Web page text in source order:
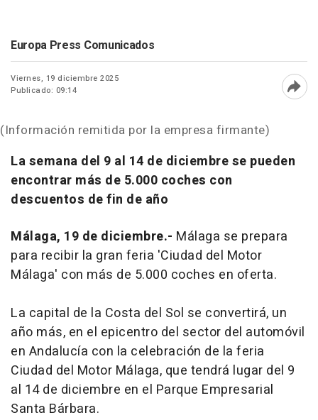
Europa Press Comunicados
Viernes, 19 diciembre 2025
Publicado: 09:14
(Información remitida por la empresa firmante)
La semana del 9 al 14 de diciembre se pueden
encontrar más de 5.000 coches con
descuentos de fin de año
Málaga, 19 de diciembre.- Málaga se prepara
para recibir la gran feria 'Ciudad del Motor
Málaga' con más de 5.000 coches en oferta.
La capital de la Costa del Sol se convertirá, un
año más, en el epicentro del sector del automóvil
en Andalucía con la celebración de la feria
Ciudad del Motor Málaga, que tendrá lugar del 9
al 14 de diciembre en el Parque Empresarial
Santa Bárbara.